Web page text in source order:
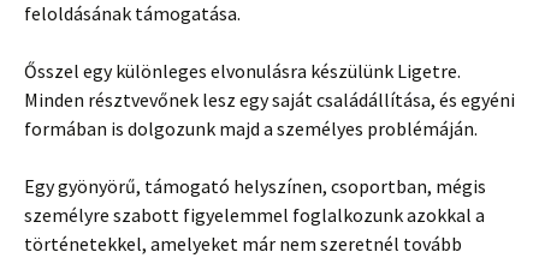
feloldásának támogatása.
Ősszel egy különleges elvonulásra készülünk Ligetre.
Minden résztvevőnek lesz egy saját családállítása, és egyéni
formában is dolgozunk majd a személyes problémáján.
Egy gyönyörű, támogató helyszínen, csoportban, mégis
személyre szabott figyelemmel foglalkozunk azokkal a
történetekkel, amelyeket már nem szeretnél tovább